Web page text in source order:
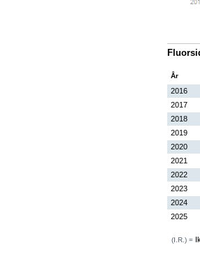
År
2016
2017
2018
2019
2020
2021
2022
2023
2024
2025
(I.R.) =